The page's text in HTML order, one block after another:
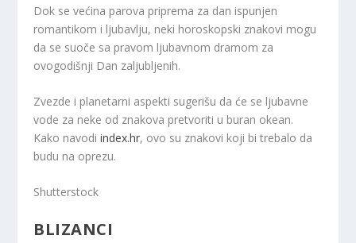
Dok se većina parova priprema za dan ispunjen
romantikom i ljubavlju, neki horoskopski znakovi mogu
da se suoče sa pravom ljubavnom dramom za
ovogodišnji Dan zaljubljenih.
Zvezde i planetarni aspekti sugerišu da će se ljubavne
vode za neke od znakova pretvoriti u buran okean.
Kako navodiindex.hr, ovo su znakovi koji bi trebalo da
budu na oprezu.
Shutterstock
BLIZANCI